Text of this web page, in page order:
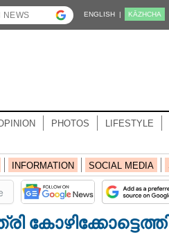
ENGLISH | KĀZHCHA
PHOTOS LIFESTYLE
INFORMATION SOCIAL MEDIA